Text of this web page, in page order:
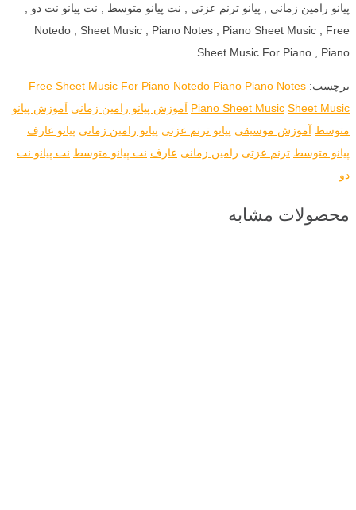
پیانو رامین زمانی , پیانو ترنم عزتی , نت پیانو متوسط , نت پیانو نت دو ,
Notedo , Sheet Music , Piano Notes , Piano Sheet Music , Free
Sheet Music For Piano , Piano
برچسب: Free Sheet Music For Piano Notedo Piano Piano Notes
Piano Sheet Music Sheet Music آموزش پیانو رامین زمانی آموزش پیانو
متوسط آموزش موسیقی پیانو ترنم عزتی پیانو رامین زمانی پیانو عارف
پیانو متوسط ترنم عزتی رامین زمانی عارف نت پیانو متوسط نت پیانو نت
دو
محصولات مشابه